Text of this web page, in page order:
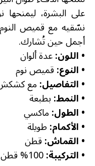
على البشرة، ليمنحها
نسّقيه مع قميص
أجمل حين تُشارك.
•اللون:عدة ألوان
•النوع:قميص نوم
•التفاصيل:مع
•النمط:بطبعة
•الطول:ماكسي
•الأكمام:طويلة
•القماش:قطن
•التركيبة: